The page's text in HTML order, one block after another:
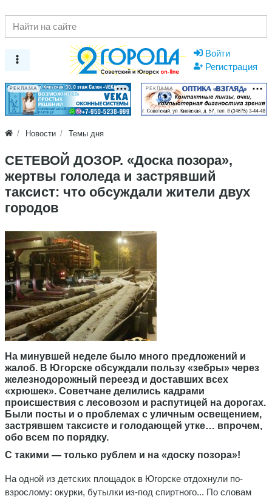
Войти
Регистрация
РЕКЛАМА РЕКЛАМА
Новости Темы дня
СЕТЕВОЙ ДОЗОР. «Доска позора»,
жертвы гололеда и застрявший
таксист: что обсуждали жители двух
городов
На минувшей неделе было много предложений и
жалоб. В Югорске обсуждали пользу «зебры» через
железнодорожный переезд и доставших всех
«хрюшек». Советчане делились кадрами
происшествия с лесовозом и распутицей на дорогах.
Были посты и о проблемах с уличным освещением,
застрявшем таксисте и голодающей утке… впрочем,
обо всем по порядку.
С такими — только рублем и на «доску позора»!
На одной из детских площадок в Югорске отдохнули по-
взрослому: окурки, бутылки из-под спиртного... По словам